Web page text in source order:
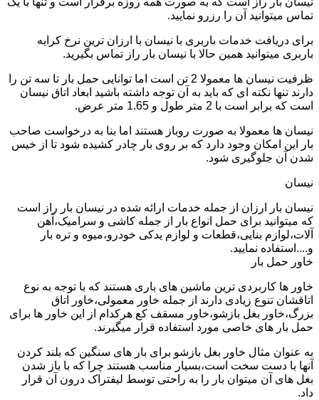
تماس میتوانید آن را رزرو نمایید.
برای دریافت خدمات باربری با نیسان با ارزان ترین نرخ کرایه
باربری میتوانید همین حالا با نیسان بار راز تماس بگیرید.
ظرفیت نیسان ها معمولا 2 تن است اما توانایی حمل بار تا سه تن را
دارند تنها نکته ای که باید به آن توجه داشته باشید ابعاد اتاق نیسان
است که برابر است با 2 متر طول و 1.65 متر عرض.
نیسان ها معمولا به صورت روباز هستند اما بنا به درخواست صاحب
بار این امکان وجود دارد که بر روی بار چادر کشیده شود تا از خیس
شدن آن جلوگیری شود.
نیسان
نیسان بار ارزان از جمله خدمات ارائه شده در نیسان بار راز است
که میتوانید برای حمل انواع بار از جمله کاشی و سرامیک،آهن
آلات،لوازم بنایی،قطعات و لوازم یدکی خودرو،میوه و تره بار
و....استفاده نمایید.
خاور حمل بار
خاور ها کاربردی ترین ماشین های باری هستند که با توجه به نوع
اتاقشان تنوع زیادی دارند از جمله خاور معمولی،خاور اتاق
بزرگ،خاور بغل بازشو،خاور مسقف کع هرکدام از این خاور ها برای
حمل بار های خاصی مورد استفاده قرار میگیرند.
به عنوان مثال خاور بغل بازشو برای بار های سنگین که بلند کردن
آنها با دست سخت است،بسیار مناسب هستند چرا که با باز شدن
بغل های آن میتوان بار را به راحتی توسط لیفتراک درون آن قرار
داد.